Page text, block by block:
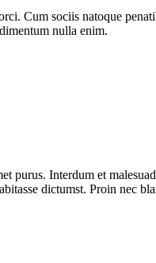
Cum sociis natoque
nulla enim.
purus. Interdum et
dictumst. Proin nec